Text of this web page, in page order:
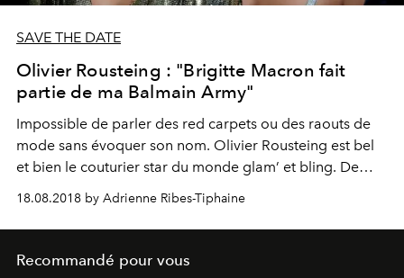
SAVE THE DATE
Olivier Rousteing : "Brigitte Macron fait
partie de ma Balmain Army"
Impossible de parler des red carpets ou des raouts de
mode sans évoquer son nom. Olivier Rousteing est bel
et bien le couturier star du monde glam’ et bling. De
Beyoncé à Brigitte Macron en passant par Le Collectif
Noire N’est Pas Mon Métier, avec sa Balmain Army il
explose les lignes d’une mode aux contours trop lisses.
Portrait d’un jeune homme over brillant.
18.08.2018 by Adrienne Ribes-Tiphaine
Recommandé pour vous